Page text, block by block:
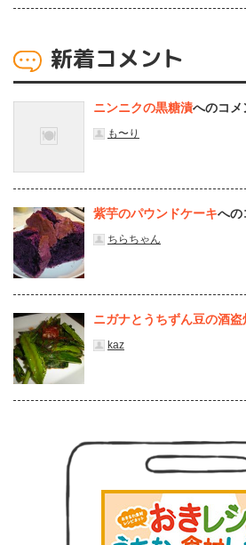
新着コメント
ニンニクの黒糖漬へのコメ
も〜り
紫芋のパウンドケーキへの
ちらちゃん
ニガナとうちずん豆の酒盗
kaz